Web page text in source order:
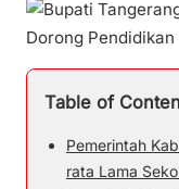
Table of
Pemerintah
rata Lama